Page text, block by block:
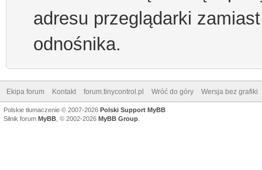
adresu przeglądarki
odnośnika.
Ekipa forum Kontakt forum.tinycontrol.pl Wróć do góry Wersja bez grafiki
Polskie tłumaczenie © 2007-2026 Polski Support MyBB
Silnik forum MyBB , © 2002-2026 MyBB Group